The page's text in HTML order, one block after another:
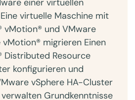
einer virtuellen
virtuelle Maschine mit
vMotion® und VMware
migrieren Einen
Distributed Resource
konfigurieren und
vSphere HA-Cluster
Grundkenntnisse